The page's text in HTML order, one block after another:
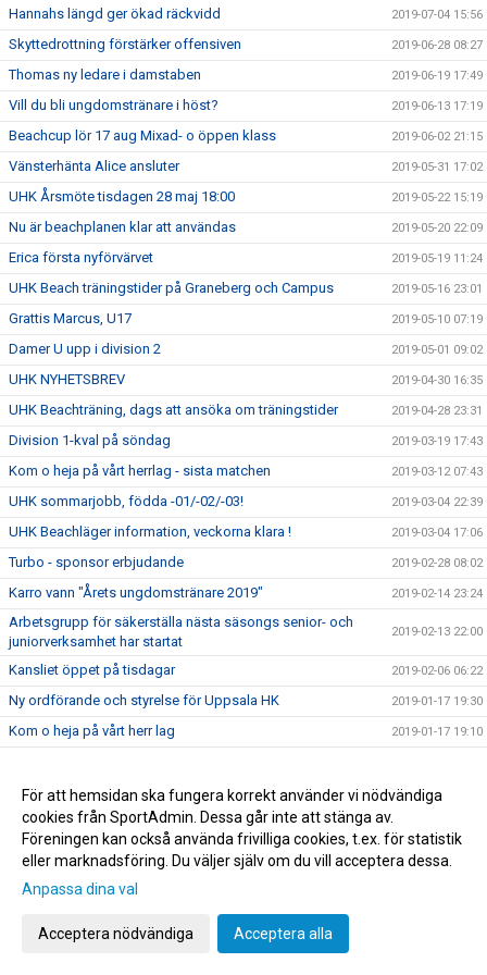
Hannahs längd ger ökad räckvidd 2019-07-04 15:56
Skyttedrottning förstärker offensiven 2019-06-28 08:27
Thomas ny ledare i damstaben 2019-06-19 17:49
Vill du bli ungdomstränare i höst? 2019-06-13 17:19
Beachcup lör 17 aug Mixad- o öppen klass 2019-06-02 21:15
Vänsterhänta Alice ansluter 2019-05-31 17:02
UHK Årsmöte tisdagen 28 maj 18:00 2019-05-22 15:19
Nu är beachplanen klar att användas 2019-05-20 22:09
Erica första nyförvärvet 2019-05-19 11:24
UHK Beach träningstider på Graneberg och Campus 2019-05-16 23:01
Grattis Marcus, U17 2019-05-10 07:19
Damer U upp i division 2 2019-05-01 09:02
UHK NYHETSBREV 2019-04-30 16:35
UHK Beachträning, dags att ansöka om träningstider 2019-04-28 23:31
Division 1-kval på söndag 2019-03-19 17:43
Kom o heja på vårt herrlag - sista matchen 2019-03-12 07:43
UHK sommarjobb, födda -01/-02/-03! 2019-03-04 22:39
UHK Beachläger information, veckorna klara ! 2019-03-04 17:06
Turbo - sponsor erbjudande 2019-02-28 08:02
Karro vann "Årets ungdomstränare 2019" 2019-02-14 23:24
Arbetsgrupp för säkerställa nästa säsongs senior- och
juniorverksamhet har startat
2019-02-13 22:00
Kansliet öppet på tisdagar 2019-02-06 06:22
Ny ordförande och styrelse för Uppsala HK 2019-01-17 19:30
Kom o heja på vårt herr lag 2019-01-17 19:10
Matchställ, kolla att ni har rätt sponsortryck 2018-12-17 16:58
Intersport - erbjudande 3 för 2 kläder & skor 2018-12-05 21:51
Åhus beach - anmälan är nu öppen 2018-12-01 08:00
T-shirt till för försäljning 20:-/styck
Sekk.väskan till Tiundaskolan / UHK förrådet i Fyrishov
För att hemsidan ska fungera korrekt använder vi nödvändiga
cookies från SportAdmin. Dessa går inte att stänga av.
Föreningen kan också använda frivilliga cookies, t.ex. för statistik
eller marknadsföring. Du väljer själv om du vill acceptera dessa.
Anpassa dina val
Acceptera nödvändiga Acceptera alla